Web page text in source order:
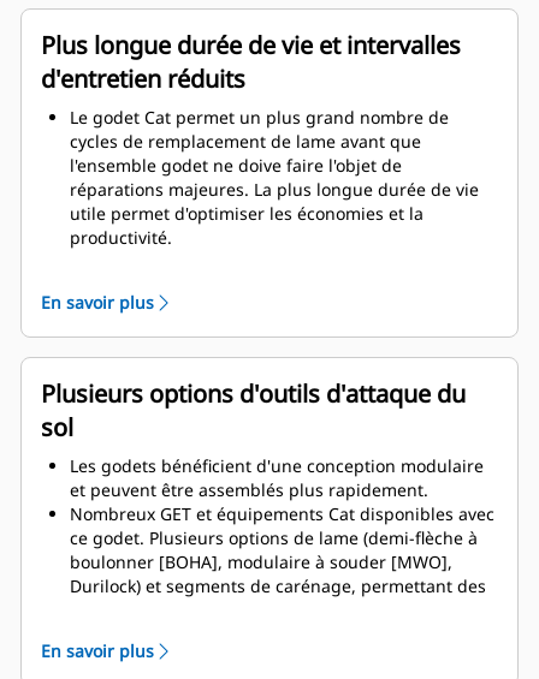
la pose et la dépose de la lame.
Un matériau de qualité supérieure est utilisé pour
les composants de l'ensemble godet.
Plus longue durée de vie et intervalles
d'entretien réduits
Le godet Cat permet un plus grand nombre de
cycles de remplacement de lame avant que
l'ensemble godet ne doive faire l'objet de
réparations majeures. La plus longue durée de vie
utile permet d'optimiser les économies et la
productivité.
godet plus résistant et un poids équilibré pour un
rendement global accru de la machine.
Les GET Cat offrent également de grands avantages
concurrentiels.
En savoir plus
Plusieurs options d'outils d'attaque du
sol
Les godets bénéficient d'une conception modulaire
et peuvent être assemblés plus rapidement.
Nombreux GET et équipements Cat disponibles avec
ce godet. Plusieurs options de lame (demi-flèche à
boulonner [BOHA], modulaire à souder [MWO],
Durilock) et segments de carénage, permettant des
dessus l'arrière du godet et diminue ainsi le risque
En savoir plus